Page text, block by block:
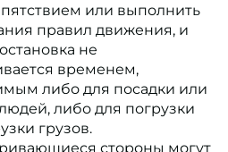
или выполнить
правил движения, и
не
временем,
либо для посадки или
либо для погрузки
грузов.
стороны могут